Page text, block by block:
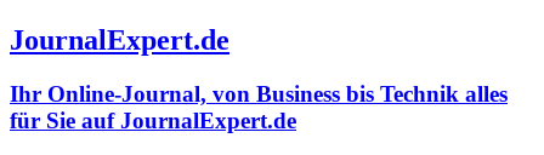
JournalExpert.de
Ihr Online-Journal, von Business bis Technik alles
für Sie auf JournalExpert.de